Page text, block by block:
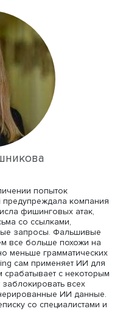
на данные
сообщил, что в 2024
физические лица
достигают лишь 15–20%
но все равно
готовы противостоять
поэтому
самостоятельно
Чашникова